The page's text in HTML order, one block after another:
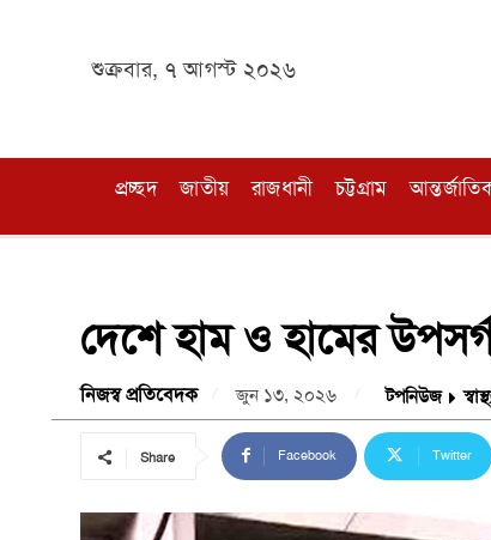
শুক্রবার, ৭ আগস্ট ২০২৬
প্রচ্ছদ জাতীয় রাজধানী চট্টগ্রাম
দেশে হাম ও হামের
নিজস্ব প্রতিবেদক জুন ১৩, ২০২৬ টপনিউজ
Share Facebook Twitter